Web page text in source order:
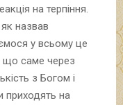
на терпіння.
назвав
у всьому це
що саме через
з Богом і
приходять на